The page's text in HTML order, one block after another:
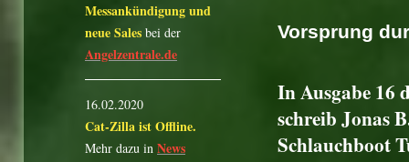
Vorsprung
In Ausgabe 16
schreib Jonas
Schlauchboot
Messankündigung und
neue Sales bei der
Angelzentrale.de
16.02.2020
Cat-Zilla ist Offline.
Mehr dazu in News